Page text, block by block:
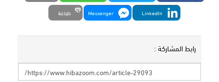
LinkedIn
Messenger طباعة
رابط المشاركة :